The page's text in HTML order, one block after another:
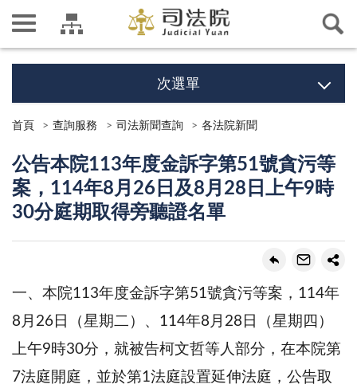
次選單
首頁 查詢服務 司法新聞查詢 各法院新聞
公告本院113年度金訴字第51號貪污等
案，114年8月26日及8月28日上午9時
30分庭期取得旁聽證名單
一、本院113年度金訴字第51號貪污等案，114年
8月26日（星期二）、114年8月28日（星期四）
上午9時30分，就被告柯文哲等人部分，在本院第
7法庭開庭，並於第1法庭設置延伸法庭，公告取